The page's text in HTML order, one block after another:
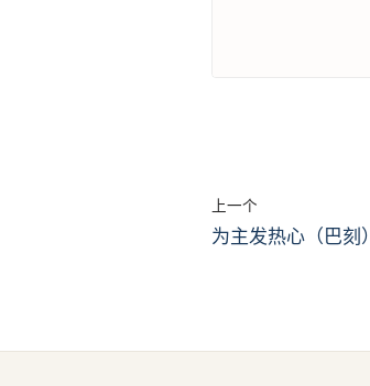
上一个
为主发热心（巴刻）